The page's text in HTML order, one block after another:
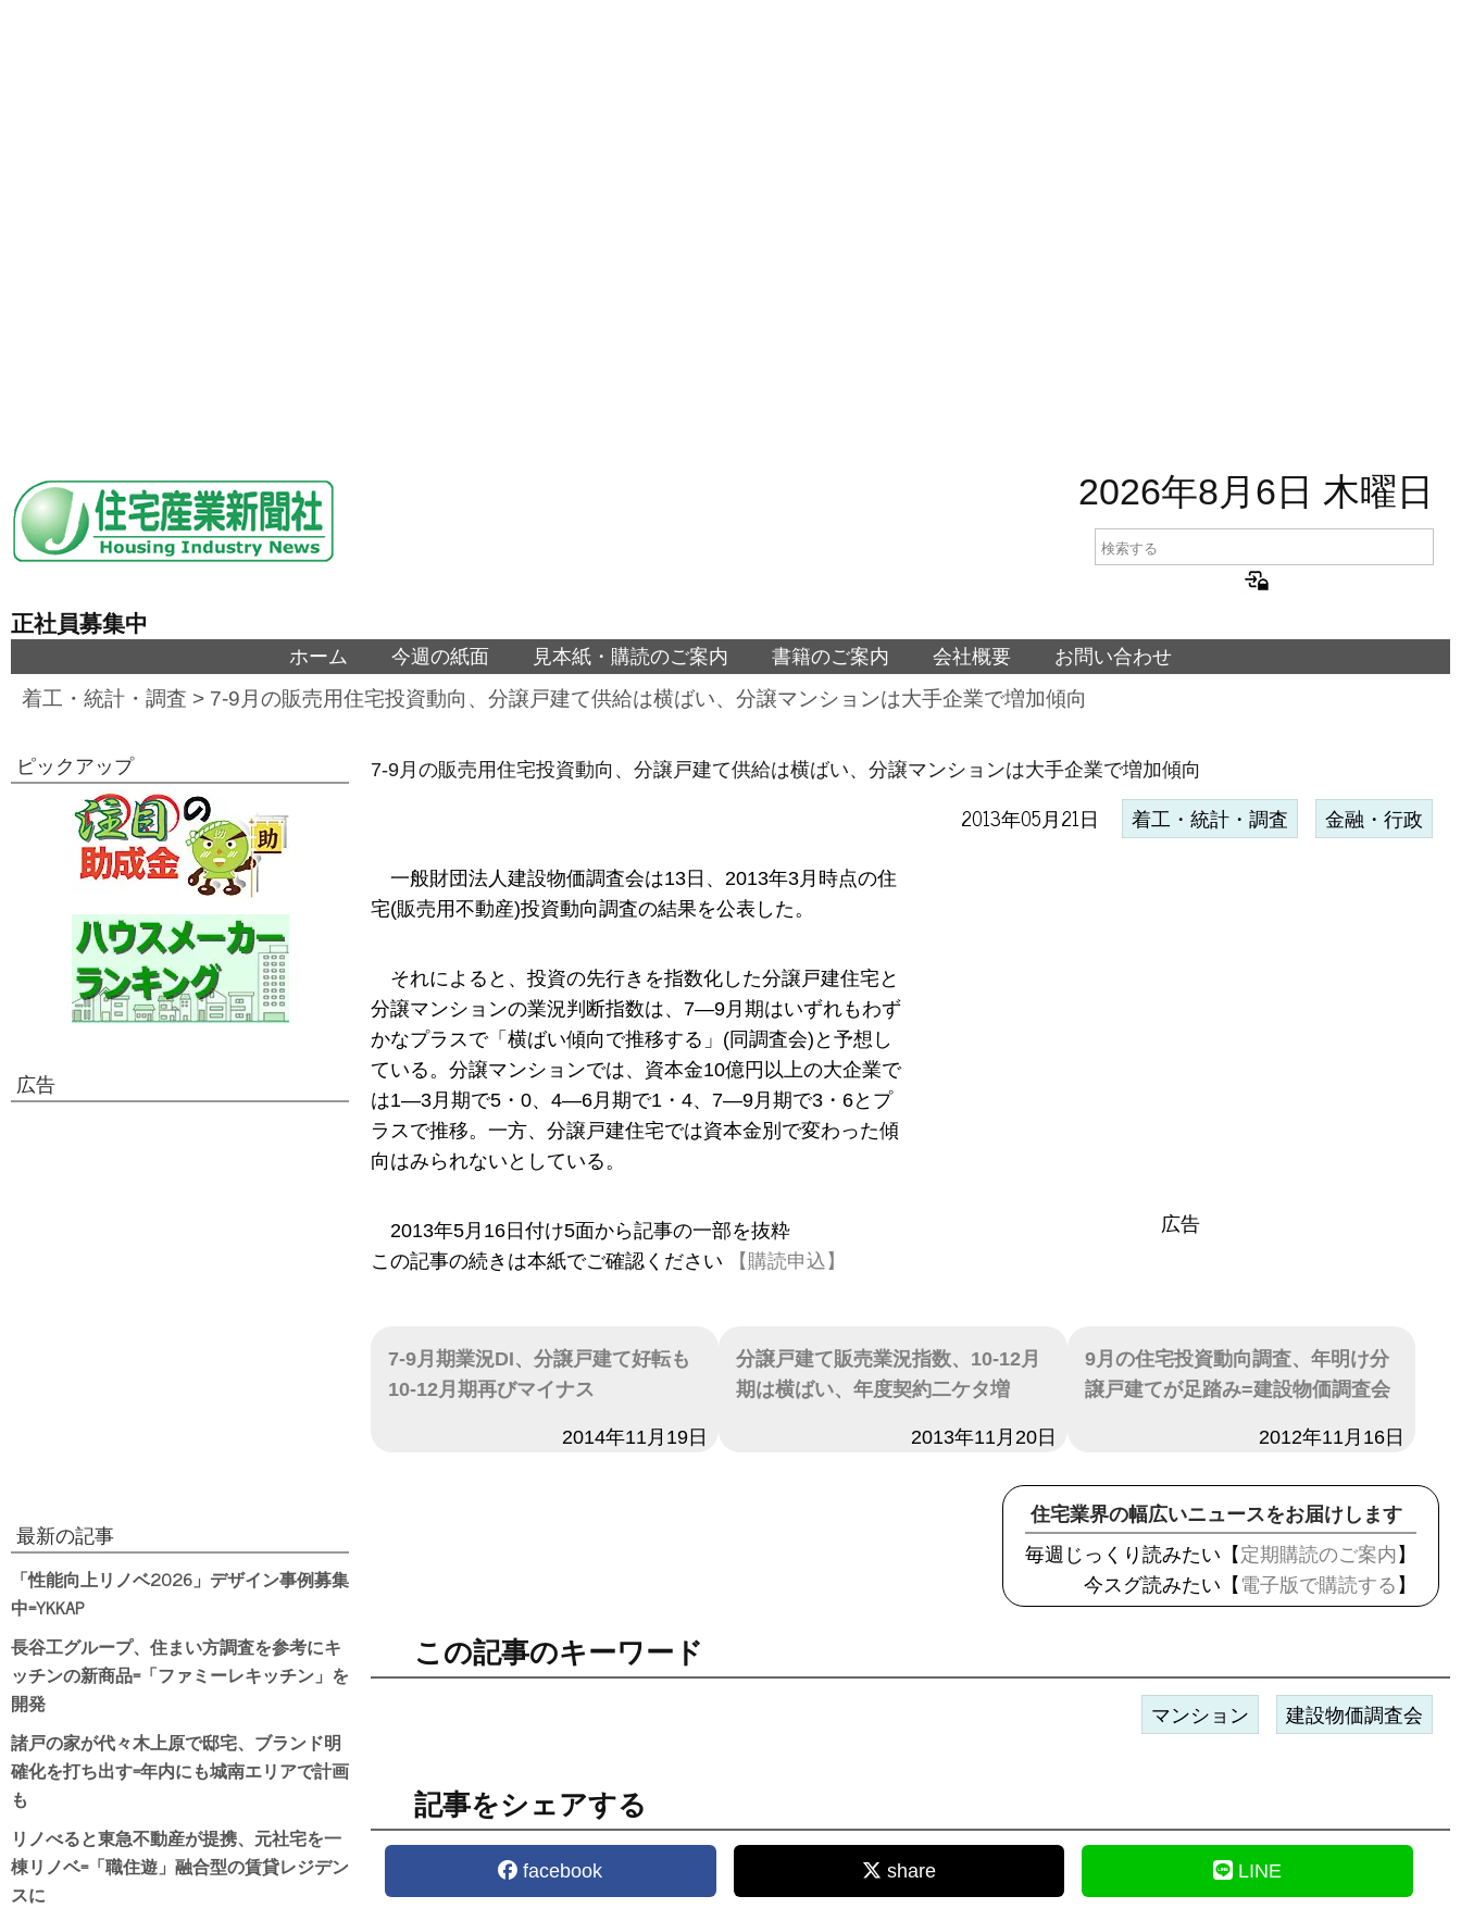
2026年8月6日 木曜日
正社員募集中
ホーム 今週の紙面 見本紙・購読のご案内 書籍のご案内 会社概要 お問い合わせ
着工・統計・調査 > 7-9月の販売用住宅投資動向、分譲戸建て供給は横ばい、分譲マンションは大手企業で増加傾向
7-9月の販売用住宅投資動向、分譲戸建て供給は横ばい、分譲マンションは大手企業で増加傾向
2013年05月21日 着工・統計・調査 金融・行政
広告
一般財団法人建設物価調査会は13日、2013年3月時点の住
宅(販売用不動産)投資動向調査の結果を公表した。
それによると、投資の先行きを指数化した分譲戸建住宅と
分譲マンションの業況判断指数は、7―9月期はいずれもわず
かなプラスで「横ばい傾向で推移する」(同調査会)と予想し
ている。分譲マンションでは、資本金10億円以上の大企業で
は1―3月期で5・0、4―6月期で1・4、7―9月期で3・6とプ
ラスで推移。一方、分譲戸建住宅では資本金別で変わった傾
向はみられないとしている。
2013年5月16日付け5面から記事の一部を抜粋
この記事の続きは本紙でご確認ください
【購読申込】
7-9月期業況DI、分譲戸建て好転も
10-12月期再びマイナス
2014年11月19日
分譲戸建て販売業況指数、10-12月
期は横ばい、年度契約二ケタ増
2013年11月20日
9月の住宅投資動向調査、年明け分
譲戸建てが足踏み=建設物価調査会
2012年11月16日
住宅業界の幅広いニュースをお届けします
毎週じっくり読みたい【 定期購読のご案内 】
今スグ読みたい【 電子版で購読する 】
この記事のキーワード
マンション 建設物価調査会
記事をシェアする
facebook share LINE
ピックアップ
広告
最新の記事
「性能向上リノベ2026」デザイン事例募集
中=YKKAP
長谷工グループ、住まい方調査を参考にキ
ッチンの新商品=「ファミーレキッチン」を
開発
諸戸の家が代々木上原で邸宅、ブランド明
確化を打ち出す=年内にも城南エリアで計画
も
リノべると東急不動産が提携、元社宅を一
棟リノベ=「職住遊」融合型の賃貸レジデン
スに